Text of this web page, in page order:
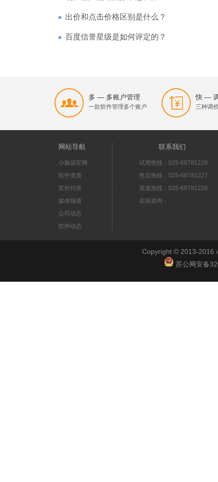
出价和点击价格区别是什么？
百度信誉星级是如何评定的？
多 — 多账户管理
一款软件管理多个账户
快 —
三种调
网站导航
小脑袋官网
软件资质
竞价托管
媒体报道
公司动态
软件动态
联系我们
试用热线：025-68781226
售后热线：025-68781227
渠道热线：025-68781226
在线咨询：
Copyright © 2013-2016
苏公网安备